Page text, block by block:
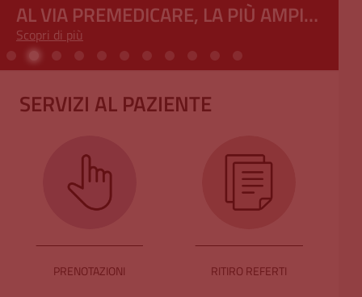
AL VIA PREMEDICARE, LA PIÙ AMPIA
RETE EUROPEA DI RICERCA
SULL’ARRESTO CARDIACO: IL SAN
MATTEO GUIDA IL PROGETTO
INTERNAZIONALE
Scopri di più
SERVIZI AL PAZIENTE
PRENOTAZIONI RITIRO REFERTI